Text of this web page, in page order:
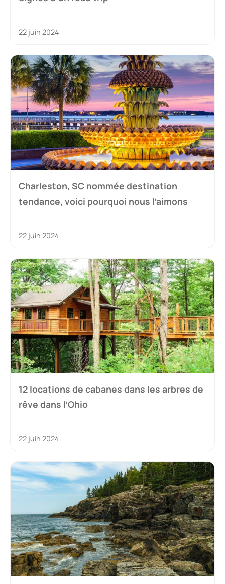
22 juin 2024
Charleston, SC nommée destination
tendance, voici pourquoi nous l’aimons
22 juin 2024
12 locations de cabanes dans les arbres de
rêve dans l’Ohio
22 juin 2024